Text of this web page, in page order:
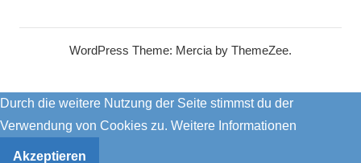
WordPress Theme: Mercia by ThemeZee.
Durch die weitere Nutzung der Seite stimmst du der
Verwendung von Cookies zu. Weitere Informationen
Akzeptieren